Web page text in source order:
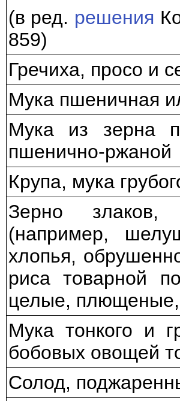
(в ред. решения
859)
Гречиха, просо и
Мука пшеничная
Мука из зерна
пшенично-ржаной
Крупа, мука
Зерно злаков,
(например,
хлопья,
риса товарной
целые, плющеные,
Мука тонкого и
бобовых овощей
Солод,